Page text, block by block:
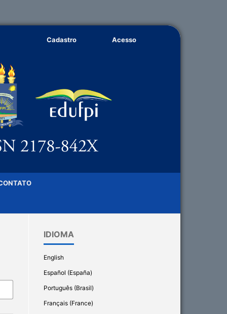
Cadastro Acesso
IDIOMA
English
Español (España)
Português (Brasil)
Français (France)